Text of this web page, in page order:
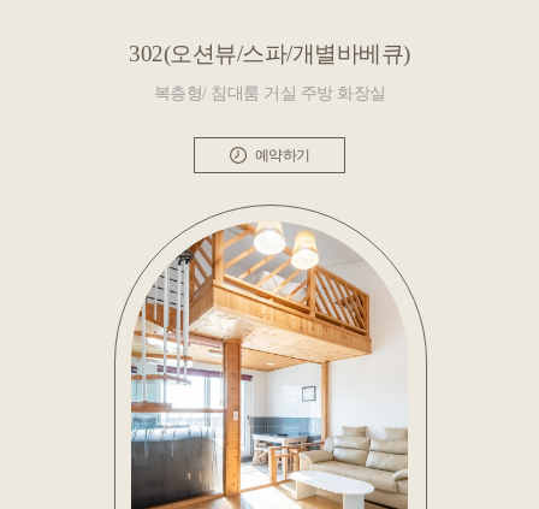
302(오션뷰/스파/개별바베큐)
복층형/ 침대룸 거실 주방 화장실
예약하기